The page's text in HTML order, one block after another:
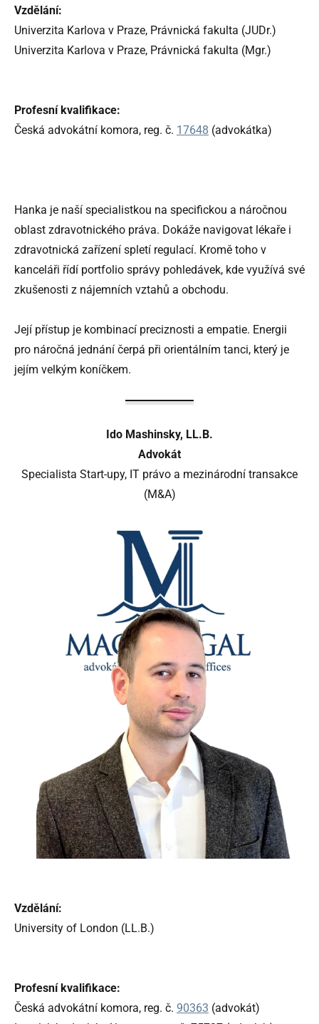
Vzdělání:
Univerzita Karlova v Praze, Právnická fakulta (JUDr.)
Univerzita Karlova v Praze, Právnická fakulta (Mgr.)
Profesní kvalifikace:
Česká advokátní komora, reg. č. 17648 (advokátka)
Hanka je naší specialistkou na specifickou a náročnou
oblast zdravotnického práva. Dokáže navigovat lékaře i
zdravotnická zařízení spletí regulací. Kromě toho v
kanceláři řídí portfolio správy pohledávek, kde využívá své
zkušenosti z nájemních vztahů a obchodu.
Její přístup je kombinací preciznosti a empatie. Energii
pro náročná jednání čerpá při orientálním tanci, který je
jejím velkým koníčkem.
Ido Mashinsky, LL.B.
Advokát
Specialista Start-upy, IT právo a mezinárodní transakce
(M&A)
Vzdělání:
University of London (LL.B.)
Profesní kvalifikace:
Česká advokátní komora, reg. č. 90363 (advokát)